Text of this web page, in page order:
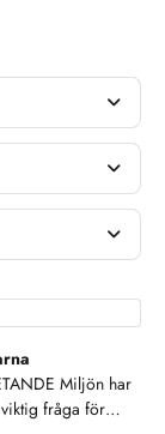
Miljön har
fråga för